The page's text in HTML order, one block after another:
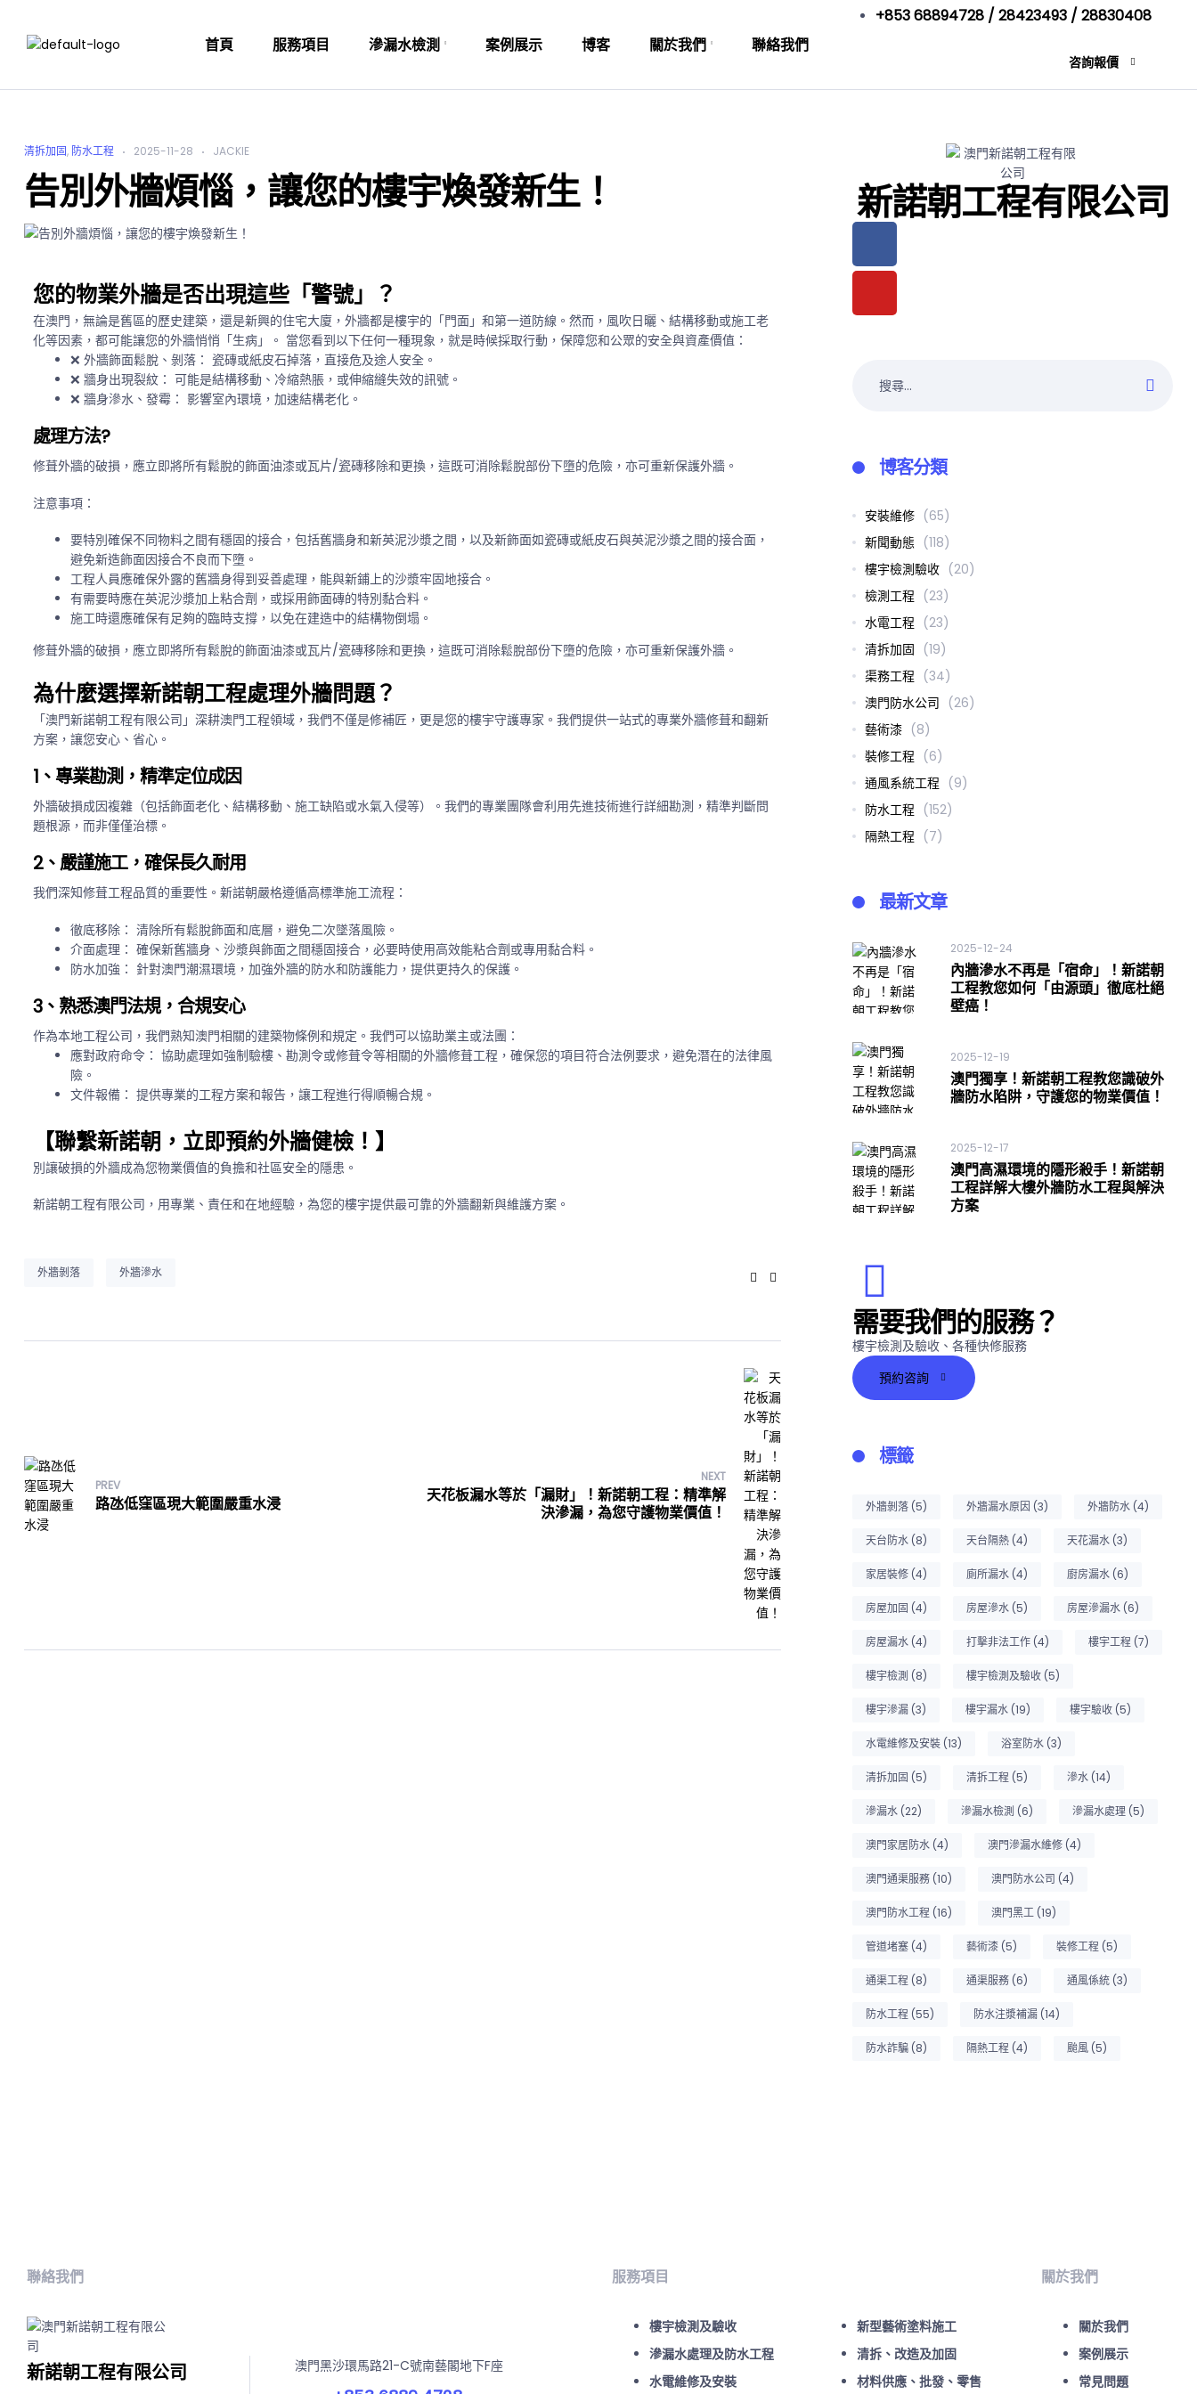
首頁 服務項目 滲漏水檢測 案例展示 博客 關於我們 聯絡我們
+853 68894728 / 28423493 / 28830408
咨詢報價
清拆加固, 防水工程 2025-11-28 JACKIE
告別外牆煩惱，讓您的樓宇煥發新生！
您的物業外牆是否出現這些「警號」？
在澳門，無論是舊區的歷史建築，還是新興的住宅大廈，外牆都是樓宇的「門面」和第一道防線。然而，風吹日曬、結構移動或施工老
化等因素，都可能讓您的外牆悄悄「生病」。 當您看到以下任何一種現象，就是時候採取行動，保障您和公眾的安全與資產價值：
❌ 外牆飾面鬆脫、剝落： 瓷磚或紙皮石掉落，直接危及途人安全。
❌ 牆身出現裂紋： 可能是結構移動、冷縮熱脹，或伸縮縫失效的訊號。
❌ 牆身滲水、發霉： 影響室內環境，加速結構老化。
處理方法?
修葺外牆的破損，應立即將所有鬆脫的飾面油漆或瓦片/瓷磚移除和更換，這既可消除鬆脫部份下墮的危險，亦可重新保護外牆。
注意事項：
要特別確保不同物料之間有穩固的接合，包括舊牆身和新英泥沙漿之間，以及新飾面如瓷磚或紙皮石與英泥沙漿之間的接合面，
避免新造飾面因接合不良而下墮。
工程人員應確保外露的舊牆身得到妥善處理，能與新鋪上的沙漿牢固地接合。
有需要時應在英泥沙漿加上粘合劑，或採用飾面磚的特別黏合料。
施工時還應確保有足夠的臨時支撐，以免在建造中的結構物倒塌。
修葺外牆的破損，應立即將所有鬆脫的飾面油漆或瓦片/瓷磚移除和更換，這既可消除鬆脫部份下墮的危險，亦可重新保護外牆。
為什麼選擇新諾朝工程處理外牆問題？
「澳門新諾朝工程有限公司」深耕澳門工程領域，我們不僅是修補匠，更是您的樓宇守護專家。我們提供一站式的專業外牆修葺和翻新
方案，讓您安心、省心。
1、專業勘測，精準定位成因
外牆破損成因複雜（包括飾面老化、結構移動、施工缺陷或水氣入侵等）。我們的專業團隊會利用先進技術進行詳細勘測 ，精準判斷問
題根源，而非僅僅治標。
2、嚴謹施工，確保長久耐用
我們深知修葺工程品質的重要性。新諾朝嚴格遵循高標準施工流程：
徹底移除： 清除所有鬆脫飾面和底層，避免二次墜落風險。
介面處理： 確保新舊牆身、沙漿與飾面之間穩固接合，必要時使用高效能粘合劑或專用黏合料。
防水加強： 針對澳門潮濕環境，加強外牆的防水和防護能力，提供更持久的保護。
3、熟悉澳門法規，合規安心
作為本地工程公司，我們熟知澳門相關的建築物條例和規定。我們可以協助業主或法團：
應對政府命令： 協助處理如強制驗樓、勘測令或修葺令等相關的外牆修葺工程，確保您的項目符合法例要求，避免潛在的法律風
險。
文件報備： 提供專業的工程方案和報告，讓工程進行得順暢合規。
【聯繫新諾朝，立即預約外牆健檢！】
別讓破損的外牆成為您物業價值的負擔和社區安全的隱患。
新諾朝工程有限公司，用專業、責任和在地經驗，為您的樓宇提供最可靠的外牆翻新與維護方案。
外牆剝落 外牆滲水 Facebook
PREV
路氹低窪區現大範圍嚴重水浸
NEXT
天花板漏水等於「漏財」！新諾朝工程：精準解
決滲漏，為您守護物業價值！
新諾朝工程有限公司
博客分類
安裝維修 (65)
新聞動態 (118)
樓宇檢測驗收 (20)
檢測工程 (23)
水電工程 (23)
清拆加固 (19)
渠務工程 (34)
澳門防水公司 (26)
藝術漆 (8)
裝修工程 (6)
通風系統工程 (9)
防水工程 (152)
隔熱工程 (7)
最新文章
2025-12-24
內牆滲水不再是「宿命」！新諾朝
工程教您如何「由源頭」徹底杜絕
壁癌！
2025-12-19
澳門獨享！新諾朝工程教您識破外
牆防水陷阱，守護您的物業價值！
2025-12-17
澳門高濕環境的隱形殺手！新諾朝
工程詳解大樓外牆防水工程與解決
方案
需要我們的服務？
樓宇檢測及驗收、各種快修服務
預約咨詢
標籤
外牆剝落 (5) 外牆漏水原因 (3) 外牆防水 (4)
天台防水 (8) 天台隔熱 (4) 天花漏水 (3)
家居裝修 (4) 廁所漏水 (4) 廚房漏水 (6)
房屋加固 (4) 房屋滲水 (5) 房屋滲漏水 (6)
房屋漏水 (4) 打擊非法工作 (4) 樓宇工程 (7)
樓宇檢測 (8) 樓宇檢測及驗收 (5)
樓宇滲漏 (3) 樓宇漏水 (19) 樓宇驗收 (5)
水電維修及安裝 (13) 浴室防水 (3)
清拆加固 (5) 清拆工程 (5) 滲水 (14)
滲漏水 (22) 滲漏水檢測 (6) 滲漏水處理 (5)
澳門家居防水 (4) 澳門滲漏水維修 (4)
澳門通渠服務 (10) 澳門防水公司 (4)
澳門防水工程 (16) 澳門黑工 (19)
管道堵塞 (4) 藝術漆 (5) 裝修工程 (5)
通渠工程 (8) 通渠服務 (6) 通風係統 (3)
防水工程 (55) 防水注漿補漏 (14)
防水詐騙 (8) 隔熱工程 (4) 颱風 (5)
聯絡我們
新諾朝工程有限公司 澳門黑沙環馬路21-C號南藝閣地下F座
服務項目
樓宇檢測及驗收
滲漏水處理及防水工程
水電維修及安裝
新型藝術塗料施工
清拆、改造及加固
材料供應、批發、零售
關於我們
關於我們
案例展示
常見問題